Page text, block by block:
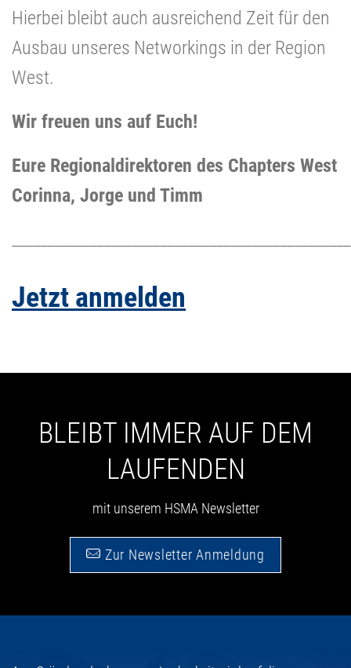
Hierbei bleibt auch ausreichend Zeit für den
Ausbau unseres Networkings in der Region
West.
Wir freuen uns auf Euch!
Eure Regionaldirektoren des Chapters West
Corinna, Jorge und Timm
Jetzt anmelden
BLEIBT IMMER AUF DEM
LAUFENDEN
mit unserem HSMA Newsletter
Zur Newsletter Anmeldung